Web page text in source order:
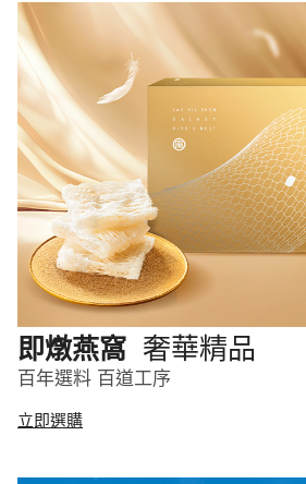
即燉燕窩 奢華精品
百年選料 百道工序
立即選購